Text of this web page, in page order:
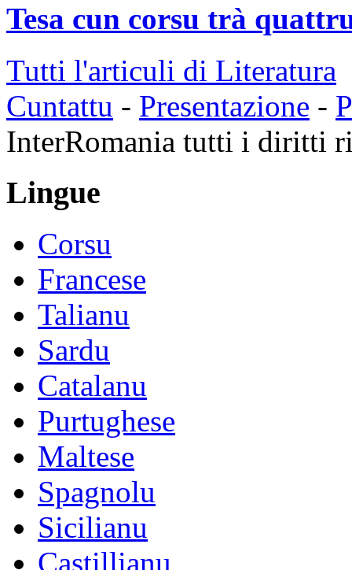
Tesa cun corsu trà
Tutti l'articuli di Literatura
Cuntattu - Presentazione -
InterRomania tutti i diritti
Lingue
Corsu
Francese
Talianu
Sardu
Catalanu
Purtughese
Maltese
Spagnolu
Sicilianu
Castillianu